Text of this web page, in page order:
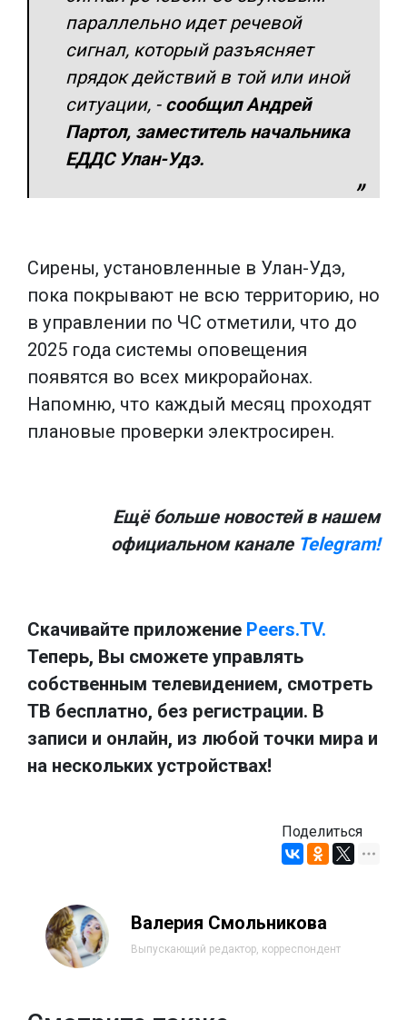
параллельно идет речевой
сигнал, который разъясняет
прядок действий в той или иной
ситуации, - сообщил Андрей
Партол, заместитель начальника
ЕДДС Улан-Удэ.
Сирены, установленные в Улан-Удэ,
пока покрывают не всю территорию, но
в управлении по ЧС отметили, что до
2025 года системы оповещения
появятся во всех микрорайонах.
Напомню, что каждый месяц проходят
плановые проверки электросирен.
Ещё больше новостей в нашем
официальном канале Telegram!
Скачивайте приложение Peers.TV.
Теперь, Вы сможете управлять
собственным телевидением, смотреть
ТВ бесплатно, без регистрации. В
записи и онлайн, из любой точки мира и
на нескольких устройствах!
Поделиться
Валерия Смольникова
Выпускающий редактор, корреспондент